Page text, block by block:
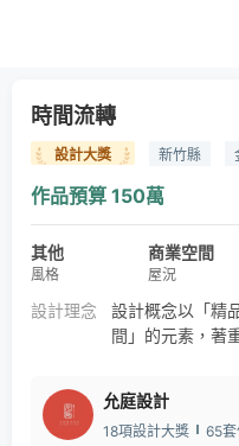
時間流轉
設計大獎 新竹縣
美式輕奢風
作品預算 150萬
其他
風格
商業空間
屋況
設計理念
設計概念以「精
間」的元素，著
氛圍。每個轉角
的設計，將美好
允庭設計
18項設計大獎
65套